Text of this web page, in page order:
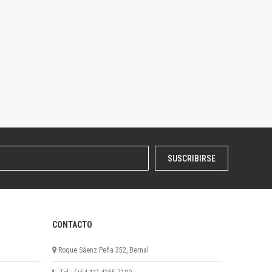
SUSCRIBIRSE
CONTACTO
Roque Sáenz Peña 352, Bernal